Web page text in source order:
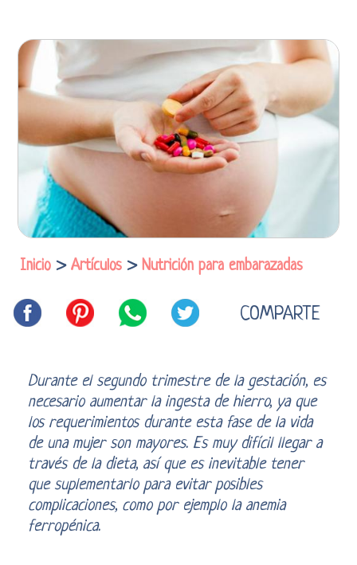
Inicio > Artículos > Nutrición para embarazadas
COMPARTE
Durante el segundo trimestre de la gestación, es
necesario aumentar la ingesta de hierro, ya que
los requerimientos durante esta fase de la vida
de una mujer son mayores. Es muy difícil llegar a
través de la dieta, así que es inevitable tener
que suplementarlo para evitar posibles
complicaciones, como por ejemplo la anemia
ferropénica.